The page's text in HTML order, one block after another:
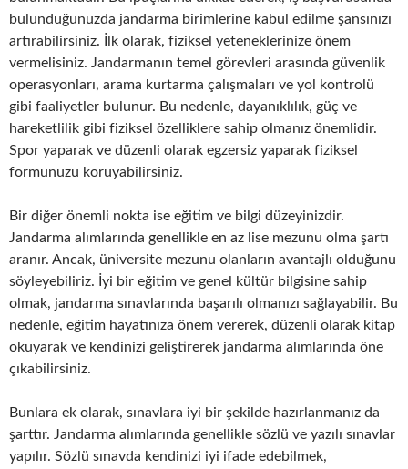
bulunduğunuzda jandarma birimlerine kabul edilme şansınızı
artırabilirsiniz. İlk olarak, fiziksel yeteneklerinize önem
vermelisiniz. Jandarmanın temel görevleri arasında güvenlik
operasyonları, arama kurtarma çalışmaları ve yol kontrolü
gibi faaliyetler bulunur. Bu nedenle, dayanıklılık, güç ve
hareketlilik gibi fiziksel özelliklere sahip olmanız önemlidir.
Spor yaparak ve düzenli olarak egzersiz yaparak fiziksel
formunuzu koruyabilirsiniz.
Bir diğer önemli nokta ise eğitim ve bilgi düzeyinizdir.
Jandarma alımlarında genellikle en az lise mezunu olma şartı
aranır. Ancak, üniversite mezunu olanların avantajlı olduğunu
söyleyebiliriz. İyi bir eğitim ve genel kültür bilgisine sahip
olmak, jandarma sınavlarında başarılı olmanızı sağlayabilir. Bu
nedenle, eğitim hayatınıza önem vererek, düzenli olarak kitap
okuyarak ve kendinizi geliştirerek jandarma alımlarında öne
çıkabilirsiniz.
Bunlara ek olarak, sınavlara iyi bir şekilde hazırlanmanız da
şarttır. Jandarma alımlarında genellikle sözlü ve yazılı sınavlar
yapılır. Sözlü sınavda kendinizi iyi ifade edebilmek,